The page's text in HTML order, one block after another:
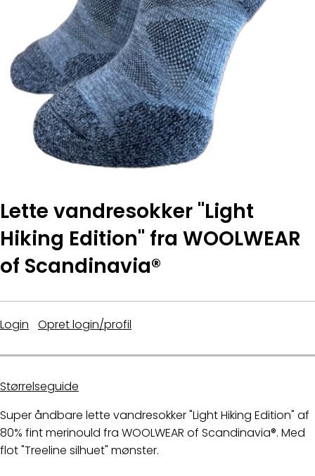
Lette vandresokker "Light
Hiking Edition" fra WOOLWEAR
of Scandinavia®
Login Opret login/profil
Størrelseguide
Super åndbare lette vandresokker "Light Hiking Edition" af
80% fint merinould fra WOOLWEAR of Scandinavia®. Med
flot "Treeline silhuet" mønster.